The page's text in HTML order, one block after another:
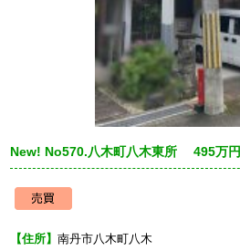
New! No570.八木町八木東所 495万円
【住所】南丹市八木町八木